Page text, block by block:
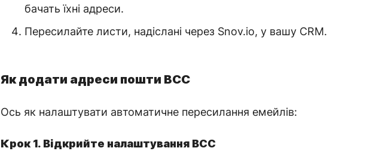
бачать їхні адреси.
Пересилайте листи, надіслані через Snov.io, у вашу CRM.
Як додати адреси пошти BCC
Ось як налаштувати автоматичне пересилання емейлів:
Крок 1. Відкрийте налаштування BCC